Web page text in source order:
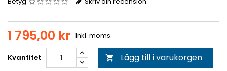
1 795,00 kr Inkl. moms
Kvantitet  Lägg till i varukorgen